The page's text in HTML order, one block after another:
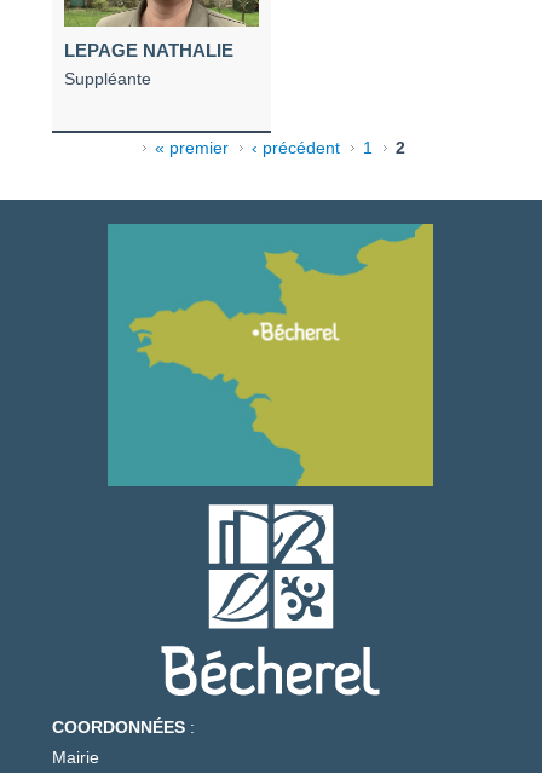
LEPAGE NATHALIE
Suppléante
Pages« premier ‹ précédent 1 2
COORDONNÉES :
Mairie